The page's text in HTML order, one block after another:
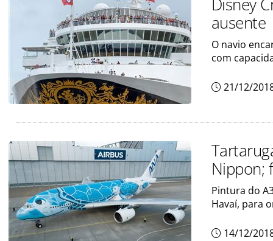
ausente
O navio
com
21/12/
Nippon;
Pintura do
Havaí, para
14/12/